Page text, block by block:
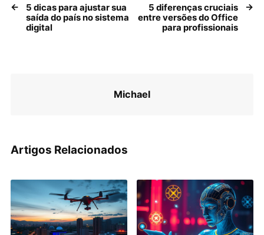
5 dicas para ajustar sua
saída do país no sistema
digital
5 diferenças cruciais
entre versões do Office
para profissionais
Michael
Artigos Relacionados